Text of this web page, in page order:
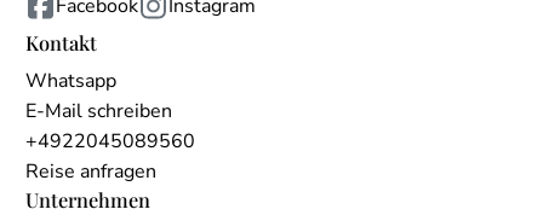
Facebook
Instagram
Kontakt
Whatsapp
E-Mail schreiben
+4922045089560
Reise anfragen
Unternehmen